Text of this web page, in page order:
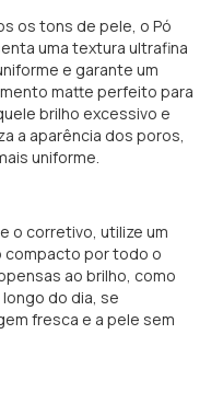
os tons de pele, o Pó
uma textura ultrafina
e garante um
matte perfeito para
brilho excessivo e
a aparência dos poros,
uniforme.
o corretivo, utilize um
compacto por todo o
ao brilho, como
do dia, se
fresca e a pele sem